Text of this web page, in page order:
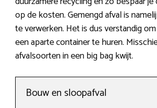
op de kosten. Gemengd afval is
te verwerken. Het is dus verstandig
een aparte container te huren.
afvalsoorten in een big bag kwijt.
Bouw en sloopafval